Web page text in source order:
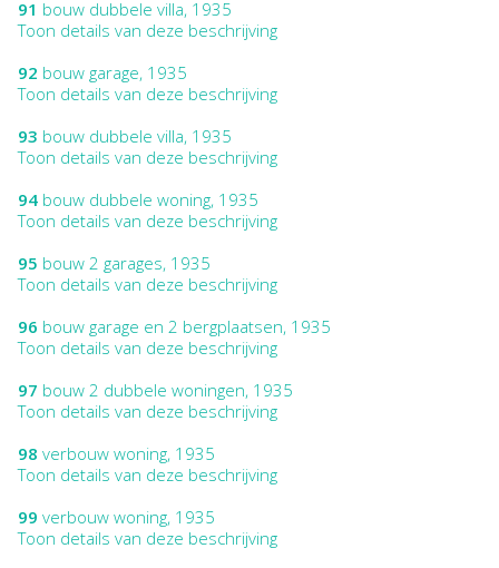
91 bouw dubbele villa, 1935
Toon details van deze beschrijving
92 bouw garage, 1935
Toon details van deze beschrijving
93 bouw dubbele villa, 1935
Toon details van deze beschrijving
94 bouw dubbele woning, 1935
Toon details van deze beschrijving
95 bouw 2 garages, 1935
Toon details van deze beschrijving
96 bouw garage en 2 bergplaatsen, 1935
Toon details van deze beschrijving
97 bouw 2 dubbele woningen, 1935
Toon details van deze beschrijving
98 verbouw woning, 1935
Toon details van deze beschrijving
99 verbouw woning, 1935
Toon details van deze beschrijving